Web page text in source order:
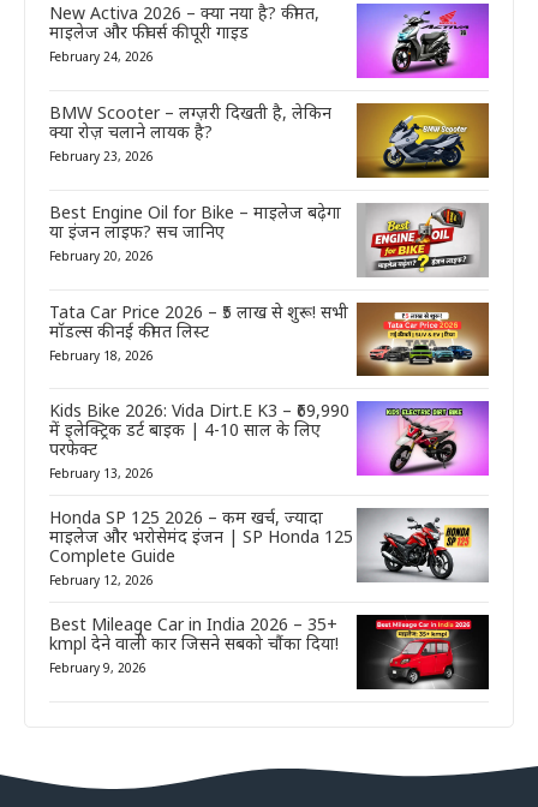
New Activa 2026 – क्या नया है? कीमत,
माइलेज और फीचर्स की पूरी गाइड
February 24, 2026
BMW Scooter – लग्ज़री दिखती है, लेकिन
क्या रोज़ चलाने लायक है?
February 23, 2026
Best Engine Oil for Bike – माइलेज बढ़ेगा
या इंजन लाइफ? सच जानिए
February 20, 2026
Tata Car Price 2026 – ₹5 लाख से शुरू! सभी
मॉडल्स की नई कीमत लिस्ट
February 18, 2026
Kids Bike 2026: Vida Dirt.E K3 – ₹69,990
में इलेक्ट्रिक डर्ट बाइक | 4-10 साल के लिए
परफेक्ट
February 13, 2026
Honda SP 125 2026 – कम खर्च, ज्यादा
माइलेज और भरोसेमंद इंजन | SP Honda 125
Complete Guide
February 12, 2026
Best Mileage Car in India 2026 – 35+
kmpl देने वाली कार जिसने सबको चौंका दिया!
February 9, 2026